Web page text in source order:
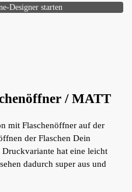
Designer starten
/ MATT
mit Flaschenöffner auf der
der Flaschen Dein
hat eine leicht
dadurch super aus und